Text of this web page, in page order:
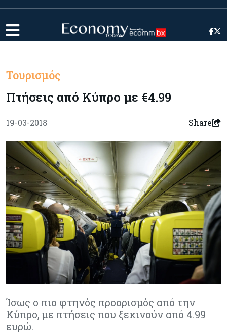
Τουρισμός
Πτήσεις από Κύπρο με €4.99
19-03-2018 Share
Ίσως ο πιο φτηνός προορισμός από την
Κύπρο, με πτήσεις που ξεκινούν από 4.99
ευρώ.